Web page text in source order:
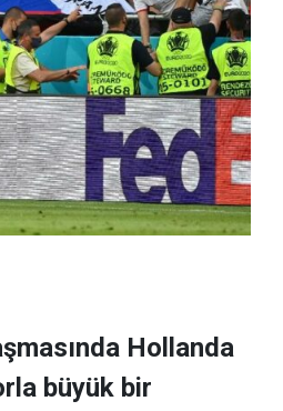
Hollanda
büyük bir